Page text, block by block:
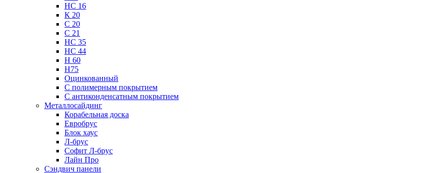
НС 16
К 20
С 20
С 21
НС 35
НС 44
Н 60
Н75
Оцинкованный
С полимерным покрытием
С антиконденсатным покрытием
Металлосайдинг
Корабельная доска
Евробрус
Блок хаус
Л-брус
Софит Л-брус
Лайн Про
Сэндвич панели